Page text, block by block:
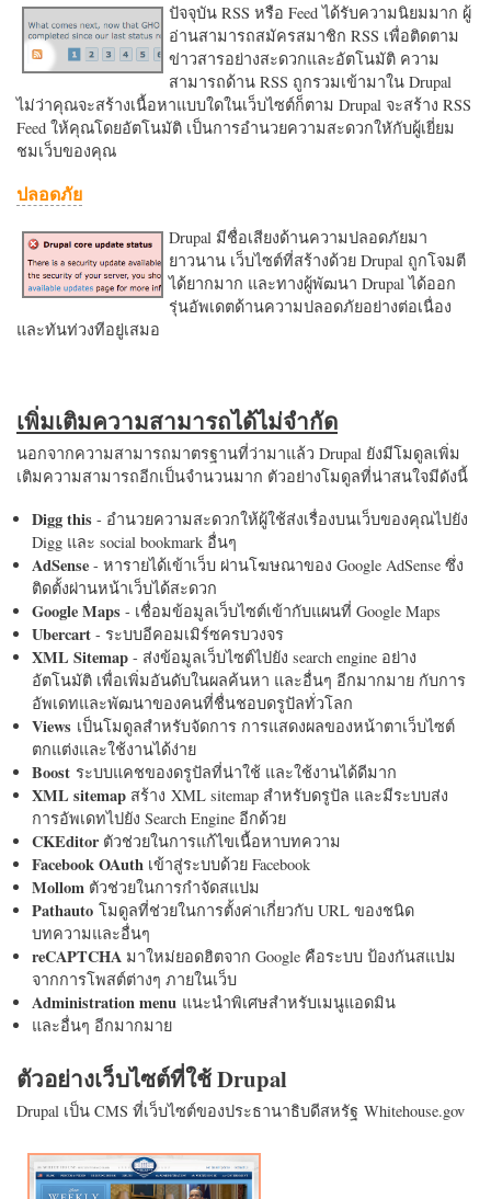
ปัจจุบัน RSS หรือ Feed ได้รับความนิยมมาก ผู้
อ่านสามารถสมัครสมาชิก RSS เพื่อติดตาม
ข่าวสารอย่างสะดวกและอัตโนมัติ ความ
สามารถด้าน RSS ถูกรวมเข้ามาใน Drupal
ไม่ว่าคุณจะสร้างเนื้อหาแบบใดในเว็บไซต์ก็ตาม Drupal จะสร้าง RSS
Feed ให้คุณโดยอัตโนมัติ เป็นการอำนวยความสะดวกใหักับผู้เยี่ยม
ชมเว็บของคุณ
ปลอดภัย
Drupal มีชื่อเสียงด้านความปลอดภัยมา
ยาวนาน เว็บไซต์ที่สร้างด้วย Drupal ถูกโจมตี
ได้ยากมาก และทางผู้พัฒนา Drupal ได้ออก
รุ่นอัพเดตด้านความปลอดภัยอย่างต่อเนื่อง
และทันท่วงทีอยู่เสมอ
เพิ่มเติมความสามารถได้ไม่จำกัด
นอกจากความสามารถมาตรฐานที่ว่ามาแล้ว Drupal ยังมีโมดูลเพิ่ม
เติมความสามารถอีกเป็นจำนวนมาก ตัวอย่างโมดูลที่น่าสนใจมีดังนี้
Digg this - อำนวยความสะดวกให้ผู้ใช้ส่งเรื่องบนเว็บของคุณไปยัง
Digg และ social bookmark อื่นๆ
AdSense - หารายได้เข้าเว็บ ผ่านโฆษณาของ Google AdSense ซึ่ง
ติดตั้งผ่านหน้าเว็บได้สะดวก
Google Maps - เชื่อมข้อมูลเว็บไซต์เข้ากับแผนที่ Google Maps
Ubercart - ระบบอีคอมเมิร์ซครบวงจร
XML Sitemap - ส่งข้อมูลเว็บไซต์ไปยัง search engine อย่าง
อัตโนมัติ เพื่อเพิ่มอันดับในผลค้นหา และอื่นๆ อีกมากมาย กับการ
อัพเดทและพัฒนาของคนที่ชื่นชอบดรูปัลทั่วโลก
Views เป็นโมดูลสำหรับจัดการ การแสดงผลของหน้าตาเว็บไซต์
ตกแต่งและใช้งานได้ง่าย
Boost ระบบแคชของดรูปัลที่น่าใช้ และใช้งานได้ดีมาก
XML sitemap สร้าง XML sitemap สำหรับดรูปัล และมีระบบส่ง
การอัพเดทไปยัง Search Engine อีกด้วย
CKEditorตัวช่วยในการแก้ไขเนื้อหาบทความ
Facebook OAuth เข้าสู่ระบบด้วย Facebook
Mollom ตัวช่วยในการกำจัดสแปม
Pathauto โมดูลที่ช่วยในการตั้งค่าเกี่ยวกับ URL ของชนิด
บทความและอื่นๆ
reCAPTCHA มาใหม่ยอดฮิตจาก Google คือระบบ ป้องกันสแปม
จากการโพสต์ต่างๆ ภายในเว็บ
Administration menu แนะนำพิเศษสำหรับเมนูแอดมิน
และอื่นๆ อีกมากมาย
ตัวอย่างเว็บไซต์ที่ใช้ Drupal
Drupal เป็น CMS ที่เว็บไซต์ของประธานาธิบดีสหรัฐ Whitehouse.gov